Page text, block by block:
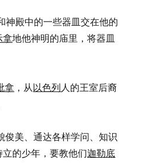
神殿中的一些器皿交在他的
拿地他神明的庙里，将器皿
拿 ，从以色列人的王室后裔
俊美、通达各样学问、知识
的少年，要教他们迦勒底